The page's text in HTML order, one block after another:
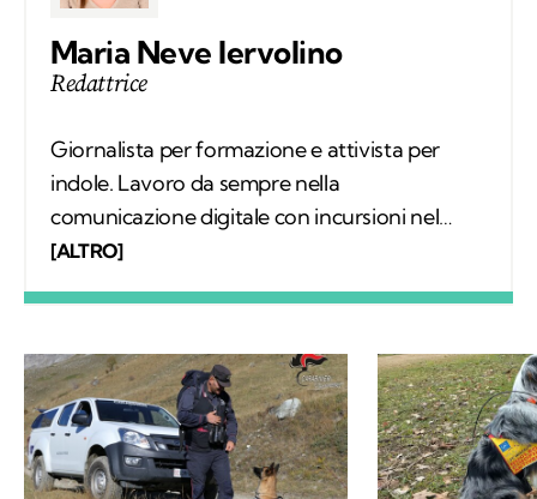
Maria Neve Iervolino
Redattrice
Giornalista per formazione e attivista per
indole. Lavoro da sempre nella
comunicazione digitale con incursioni nel
mondo della carta stampata, dove mi sono
all’aria aperta, e appena posso mi cimento in
percorsi di trekking nella natura. Nella filosofia
di Kodami ho ritrovato i miei valori e un
approccio consapevole ma agile ai problemi
del mondo.
[ALTRO]